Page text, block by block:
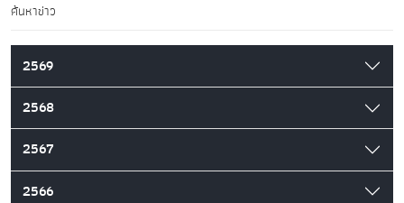
ค้นหาข่าว
2569
2568
2567
2566